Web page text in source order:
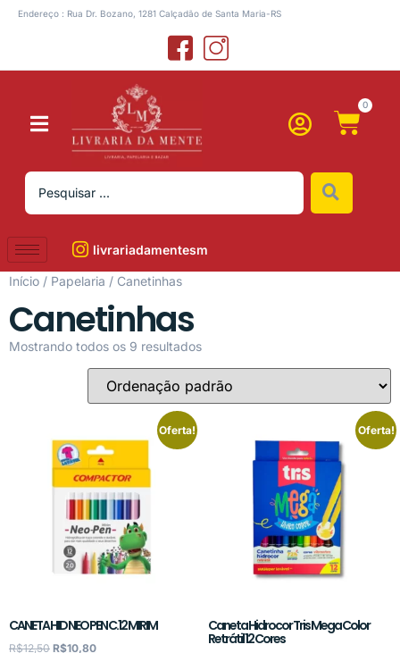
Endereço : Rua Dr. Bozano, 1281 Calçadão de Santa Maria-RS
0
livrariadamentesm
Início / Papelaria / Canetinhas
Canetinhas
Mostrando todos os 9 resultados
Oferta!
CANETA HID NEO PEN C.12 MIRIM
R$12,50 R$10,80
Oferta!
Caneta Hidrocor Tris Mega Color
Retrátil 12 Cores